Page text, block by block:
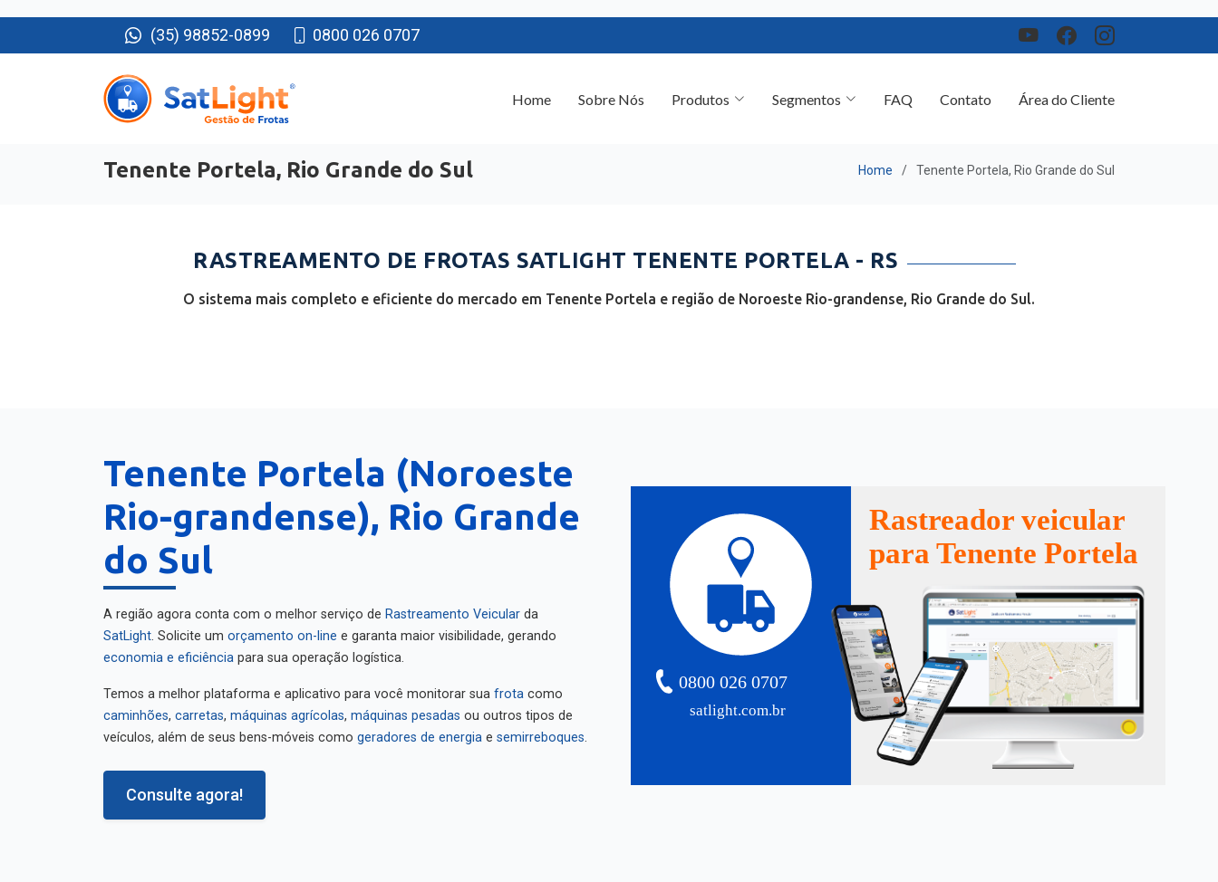
(35) 98852-0899 0800 026 0707
Tenente Portela, Rio Grande do Sul
RASTREAMENTO DE FROTAS SATLIGHT TENENTE PORTELA - RS
O sistema mais completo e eficiente do mercado em Tenente Portela e região de Noroeste Rio-grandense, Rio Grande do Sul.
Tenente Portela (Noroeste
Rio-grandense), Rio Grande
do Sul
A região agora conta com o melhor serviço de Rastreamento Veicular
da
SatLight
. Solicite um orçamento on-line
e garanta maior visibilidade, gerando
economia e eficiência
para sua operação logística.
Temos a melhor plataforma e aplicativo para você monitorar sua frota
caminhões
máquinas agrícolas máquinas pesadas
ou outros tipos de
veículos, além de seus bens-móveis como
geradores de energia semirreboques
Consulte agora!
satlight.com.br
0800 026 0707
Rastreador veicular
para Tenente Portela